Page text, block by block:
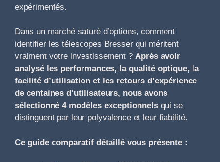
expérimentés.
Dans un marché saturé d’options, comment
identifier les télescopes Bresser qui méritent
vraiment votre investissement ? Après avoir
analysé les performances, la qualité optique, la
facilité d’utilisation et les retours d’expérience
de centaines d’utilisateurs, nous avons
sélectionné 4 modèles exceptionnels qui se
distinguent par leur polyvalence et leur fiabilité.
Ce guide comparatif détaillé vous présente :